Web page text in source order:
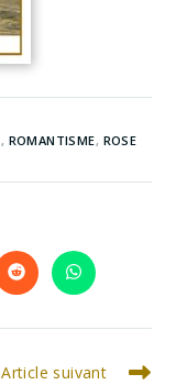
, ROMANTISME, ROSE
Article suivant